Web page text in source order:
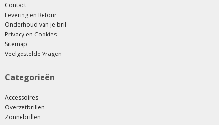
Contact
Levering en Retour
Onderhoud van je bril
Privacy en Cookies
Sitemap
Veelgestelde Vragen
Categorieën
Accessoires
Overzetbrillen
Zonnebrillen